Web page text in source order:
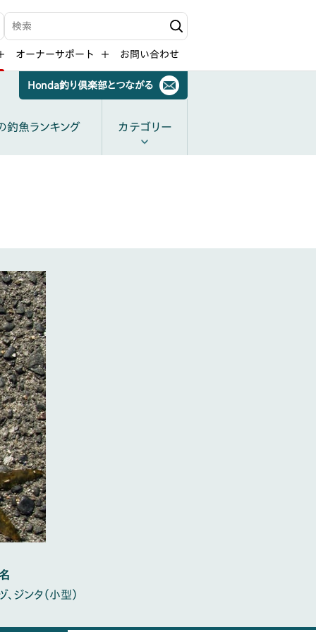
検索キーワード入力
オーナーサポート お問い合わせ
釣魚ランキング カテゴリー
Honda釣り倶楽部とつながる
、ジンタ（小型）